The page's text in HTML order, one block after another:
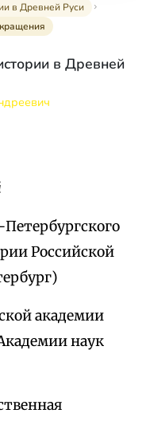
в Древней Руси
в Древней
Российской
академии
наук